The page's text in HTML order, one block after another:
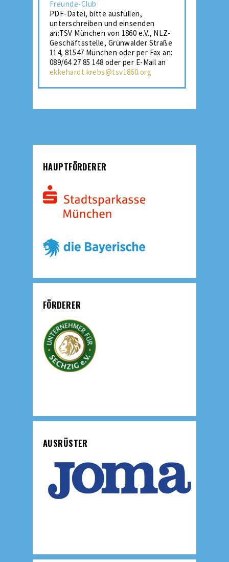
Freunde-Club
PDF-Datei, bitte ausfüllen,
unterschreiben und einsenden
an:TSV München von 1860 e.V., NLZ-
Geschäftsstelle, Grünwalder Straße
114, 81547 München oder per Fax an:
089/64 27 85 148 oder per E-Mail an
ekkehardt.krebs@tsv1860.org
HAUPTFÖRDERER
FÖRDERER
AUSRÜSTER